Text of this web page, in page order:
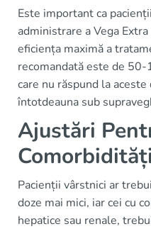
Este important ca
administrare a Vega
eficiența maximă a
recomandată este de
care nu răspund la
întotdeauna sub
Ajustări
Comorbidități
Pacienții vârstnici ar
doze mai mici, iar cei cu
hepatice sau renale,